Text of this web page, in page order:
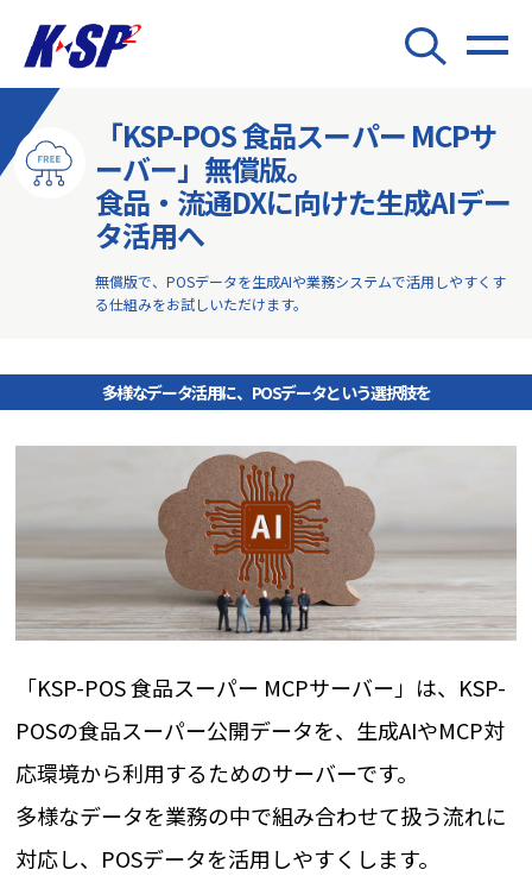
「KSP-POS 食品スーパー MCPサ
ーバー」無償版。
食品・流通DXに向けた生成AIデー
タ活用へ
無償版で、POSデータを生成AIや業務システムで活用しやすくす
る仕組みをお試しいただけます。
多様なデータ活用に、POSデータという選択肢を
「KSP-POS 食品スーパー MCPサーバー」は、KSP-
POSの食品スーパー公開データを、生成AIやMCP対
応環境から利用するためのサーバーです。
多様なデータを業務の中で組み合わせて扱う流れに
対応し、POSデータを活用しやすくします。